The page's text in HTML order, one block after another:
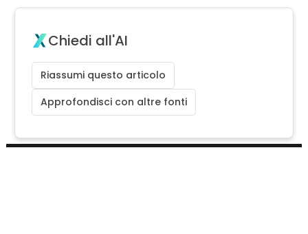
Chiedi all'AI
Riassumi questo articolo
Approfondisci con altre fonti